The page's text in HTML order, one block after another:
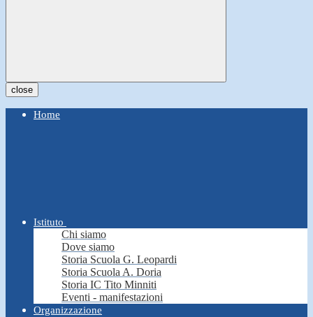
close
Home
Istituto
Chi siamo
Dove siamo
Storia Scuola G. Leopardi
Storia Scuola A. Doria
Storia IC Tito Minniti
Eventi - manifestazioni
Organizzazione